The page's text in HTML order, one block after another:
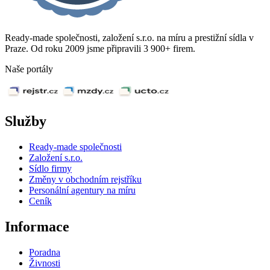
Ready-made společnosti, založení s.r.o. na míru a prestižní sídla v
Praze. Od roku 2009 jsme připravili 3 900+ firem.
Naše portály
Služby
Ready-made společnosti
Založení s.r.o.
Sídlo firmy
Změny v obchodním rejstříku
Personální agentury na míru
Ceník
Informace
Poradna
Živnosti